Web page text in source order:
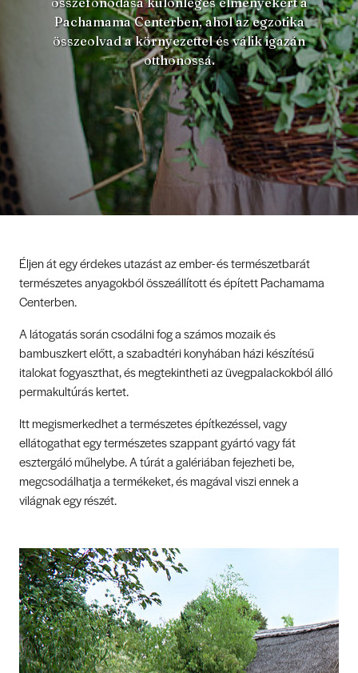
Pachamama Centerben, ahol az egzotika
összeolvad a környezettel és válik igazán
otthonossá.
Éljen át egy érdekes utazást az ember- és természetbarát
természetes anyagokból összeállított és épített Pachamama
Centerben.
A látogatás során csodálni fog a számos mozaik és
bambuszkert előtt, a szabadtéri konyhában házi készítésű
italokat fogyaszthat, és megtekintheti az üvegpalackokból álló
permakultúrás kertet.
Itt megismerkedhet a természetes építkezéssel, vagy
ellátogathat egy természetes szappant gyártó vagy fát
esztergáló műhelybe. A túrát a galériában fejezheti be,
megcsodálhatja a termékeket, és magával viszi ennek a
világnak egy részét.